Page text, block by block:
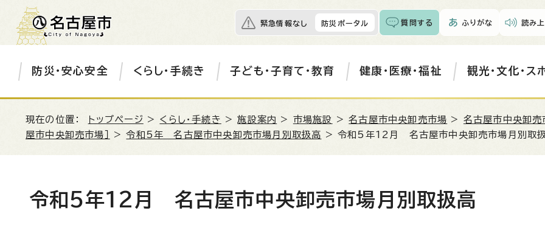
緊急情報なし 防災ポータル 質問する ふりがな 読み
防災・安心安全 くらし・手続き 子ども・子育て・教育 健康・医療・福祉 観光・文化・ス
現在の位置： トップページ > くらし・手続き >施設案内 > 市場施設 >名古屋市中央卸売市場 > 名古屋市中央卸売
屋市中央卸売市場］
>令和5年 名古屋市中央卸売市場月別取扱高 > 令和5年12月 名古屋市中央卸売市場月別取
令和5年12月 名古屋市中央卸売市場月別取扱高